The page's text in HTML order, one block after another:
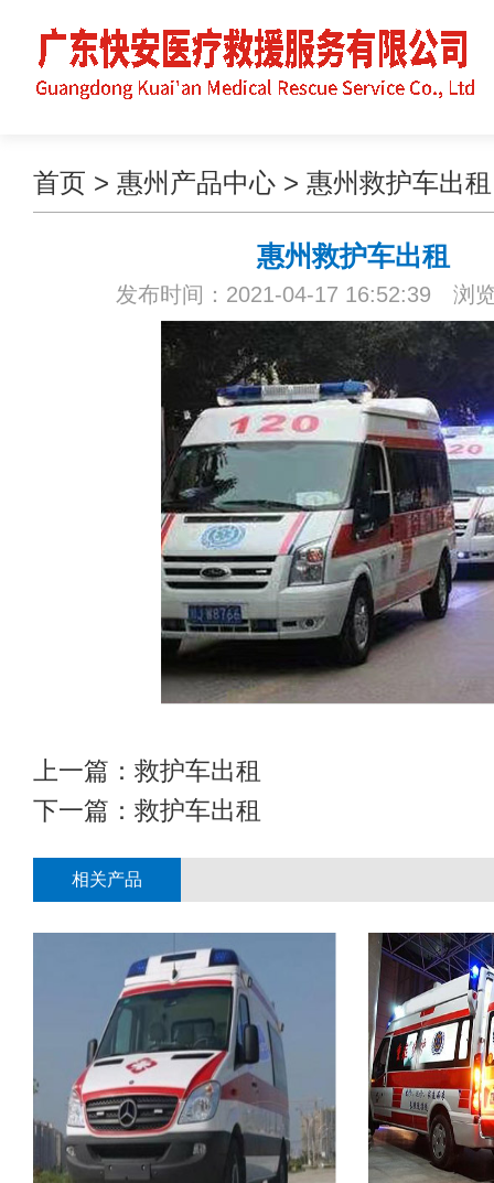
首页 > 惠州产品中心 > 惠州救护车出租
惠州救护车出租
发布时间：2021-04-17 16:52:39 浏
上一篇： 救护车出租
下一篇： 救护车出租
相关产品